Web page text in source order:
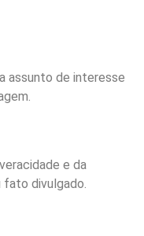
assunto de interesse
e da
fato divulgado.